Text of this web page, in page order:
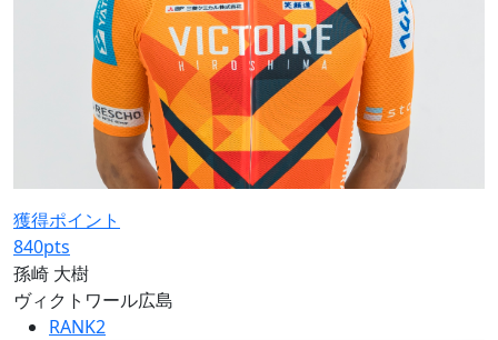
獲得ポイント
840pts
孫崎 大樹
ヴィクトワール広島
RANK2